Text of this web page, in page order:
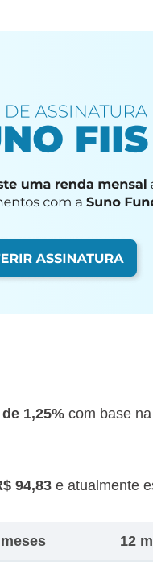
1,25% com base
94,83 e atualmente
12